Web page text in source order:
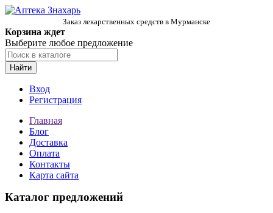
Заказ лекарственных средств в Мурманске
Корзина ждет
Выберите любое предложение
Найти
Вход
Регистрация
Главная
Блог
Доставка
Оплата
Контакты
Карта сайта
Каталог предложений